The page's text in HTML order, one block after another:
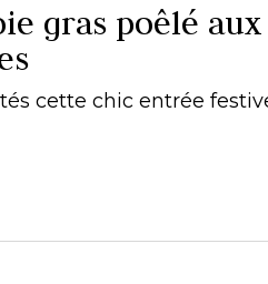
gras poêlé aux
cette chic entrée